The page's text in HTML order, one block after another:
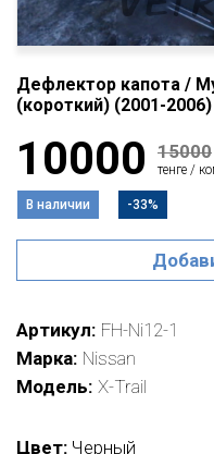
Дефлектор капота /
(короткий) (2001-2006)
10000 15000
тенге /
В наличии -33%
Артикул FH-Ni12-1
Марка Nissan
Модель X-Trail
Цвет: Черный